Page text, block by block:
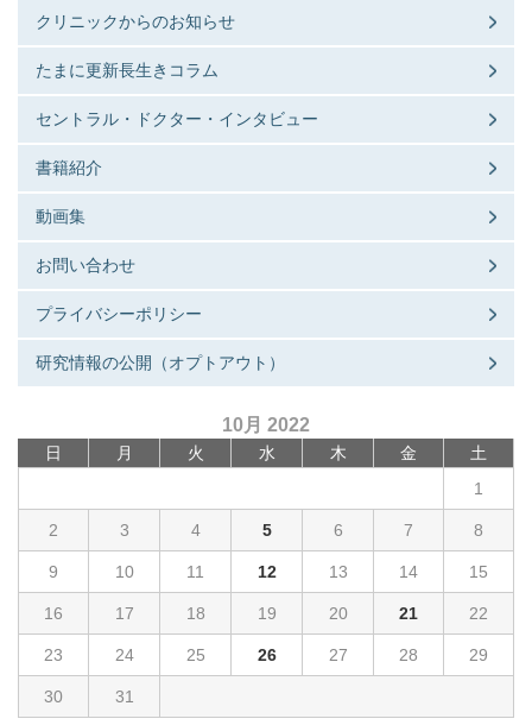
クリニックからのお知らせ
たまに更新長生きコラム
セントラル・ドクター・インタビュー
書籍紹介
動画集
お問い合わせ
プライバシーポリシー
研究情報の公開（オプトアウト）
10月 2022
日 月 火 水 木 金 土
1
2 3 4 5 6 7 8
9 10 11 12 13 14 15
16 17 18 19 20 21 22
23 24 25 26 27 28 29
30 31